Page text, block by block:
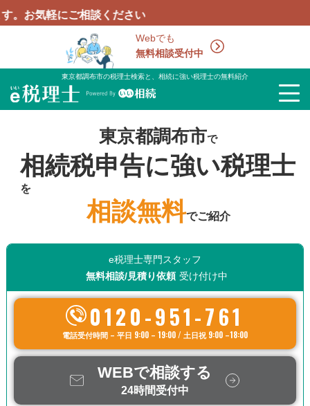
Webでも
無料相談受付中
相談ください
東京都調布市の税理士検索と、相続に強い税理士の無料紹介
東京都調布市で
相続税申告に強い税理士
を
相談無料でご紹介
e税理士専門スタッフ
無料相談/見積り依頼 受け付け中
0120-951-761
電話受付時間 – 平日 9:00 – 19:00 / 土日祝 9:00 –18:00
WEBで相談する
24時間受付中